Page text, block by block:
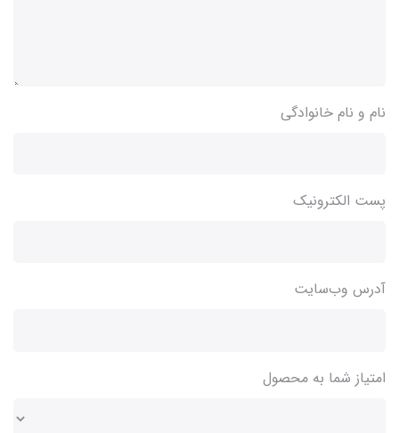
نام و نام خانوادگی
پست الکترونیک
آدرس وب‌سایت
امتیاز شما به محصول